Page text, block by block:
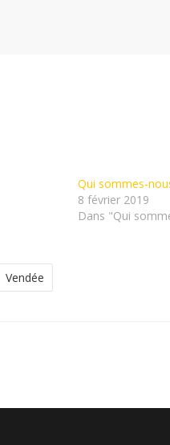
Qui sommes-
8 février 2019
Dans "Qui
Vendée